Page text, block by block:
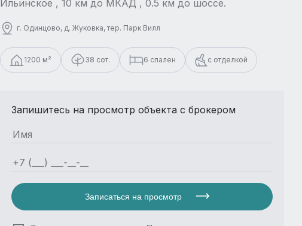
Ильинское , 10 км до МКАД , 0.5 км до шоссе.
г. Одинцово, д. Жуковка, тер. Парк Вилл
1200 м² 38 сот. 6 спален с отделкой
Запишитесь на просмотр объекта с брокером
Записаться на просмотр